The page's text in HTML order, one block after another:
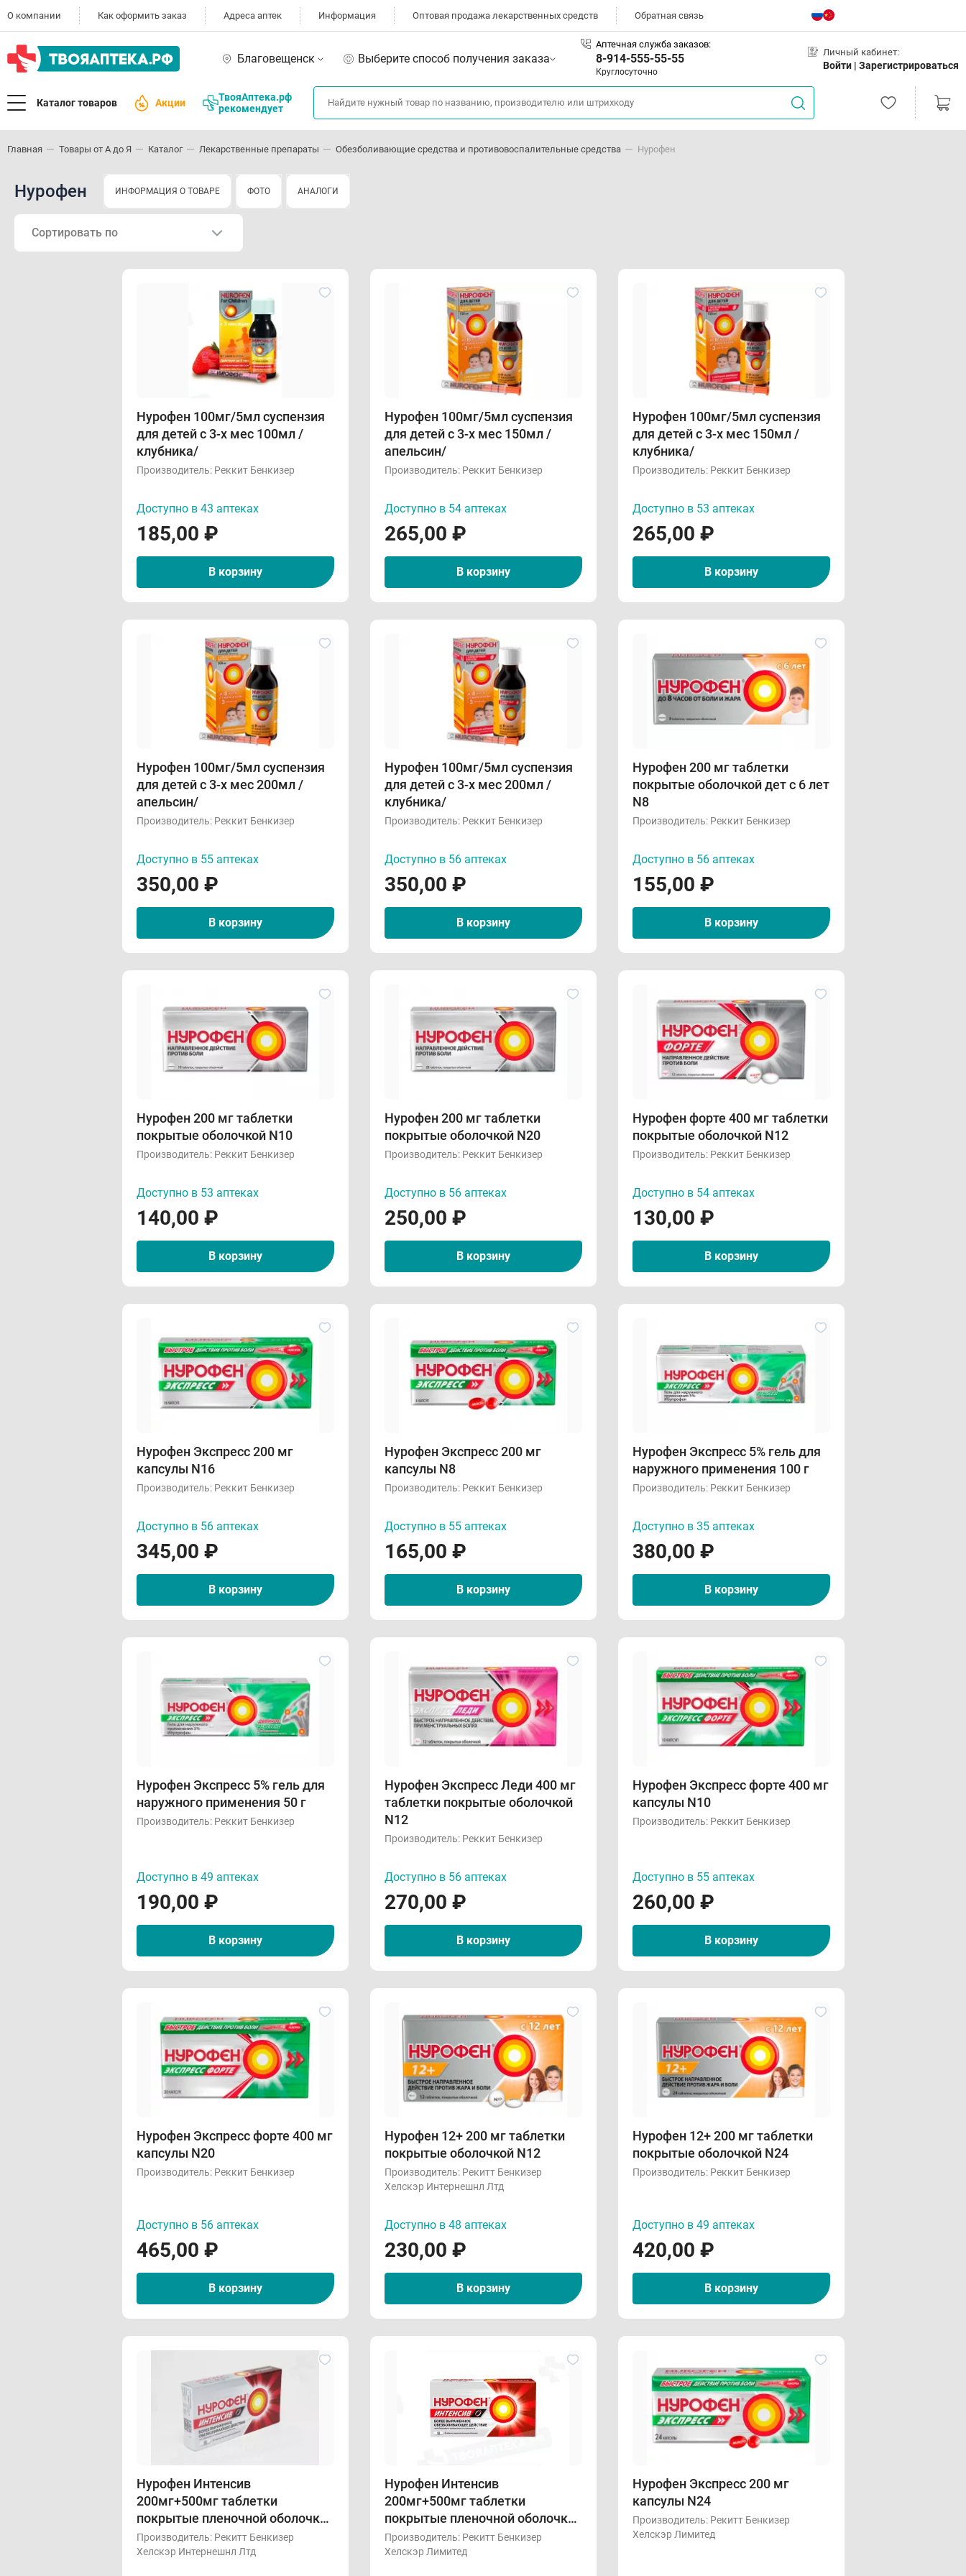
О компании Как оформить заказ Адреса аптек Информация Оптовая продажа лекарственных средств Обратная связь
Благовещенск Выберите способ получения заказа
Аптечная служба заказов:
8-914-555-55-55
Круглосуточно
Личный кабинет:
Войти | Зарегистрироваться
Каталог товаров Акции
ТвояАптека.рф
рекомендует
Главная Товары от А до Я Каталог Лекарственные препараты Обезболивающие средства и противовоспалительные средства Нурофен
Нурофен ИНФОРМАЦИЯ О ТОВАРЕ ФОТО АНАЛОГИ
Сортировать по
Нурофен 100мг/5мл суспензия
для детей с 3-х мес 100мл /
клубника/
Производитель: Реккит Бенкизер
Доступно в 43 аптеках
185,00 ₽
В корзину
Нурофен 100мг/5мл суспензия
для детей с 3-х мес 150мл /
апельсин/
Производитель: Реккит Бенкизер
Доступно в 54 аптеках
265,00 ₽
В корзину
Нурофен 100мг/5мл суспензия
для детей с 3-х мес 150мл /
клубника/
Производитель: Реккит Бенкизер
Доступно в 53 аптеках
265,00 ₽
В корзину
Нурофен 100мг/5мл суспензия
для детей с 3-х мес 200мл /
апельсин/
Производитель: Реккит Бенкизер
Доступно в 55 аптеках
350,00 ₽
В корзину
Нурофен 100мг/5мл суспензия
для детей с 3-х мес 200мл /
клубника/
Производитель: Реккит Бенкизер
Доступно в 56 аптеках
350,00 ₽
В корзину
Нурофен 200 мг таблетки
покрытые оболочкой дет с 6 лет
N8
Производитель: Реккит Бенкизер
Доступно в 56 аптеках
155,00 ₽
В корзину
Нурофен 200 мг таблетки
покрытые оболочкой N10
Производитель: Реккит Бенкизер
Доступно в 53 аптеках
140,00 ₽
В корзину
Нурофен 200 мг таблетки
покрытые оболочкой N20
Производитель: Реккит Бенкизер
Доступно в 56 аптеках
250,00 ₽
В корзину
Нурофен форте 400 мг таблетки
покрытые оболочкой N12
Производитель: Реккит Бенкизер
Доступно в 54 аптеках
130,00 ₽
В корзину
Нурофен Экспресс 200 мг
капсулы N16
Производитель: Реккит Бенкизер
Доступно в 56 аптеках
345,00 ₽
В корзину
Нурофен Экспресс 200 мг
капсулы N8
Производитель: Реккит Бенкизер
Доступно в 55 аптеках
165,00 ₽
В корзину
Нурофен Экспресс 5% гель для
наружного применения 100 г
Производитель: Реккит Бенкизер
Доступно в 35 аптеках
380,00 ₽
В корзину
Нурофен Экспресс 5% гель для
наружного применения 50 г
Производитель: Реккит Бенкизер
Доступно в 49 аптеках
190,00 ₽
В корзину
Нурофен Экспресс Леди 400 мг
таблетки покрытые оболочкой
N12
Производитель: Реккит Бенкизер
Доступно в 56 аптеках
270,00 ₽
В корзину
Нурофен Экспресс форте 400 мг
капсулы N10
Производитель: Реккит Бенкизер
Доступно в 55 аптеках
260,00 ₽
В корзину
Нурофен Экспресс форте 400 мг
капсулы N20
Производитель: Реккит Бенкизер
Доступно в 56 аптеках
465,00 ₽
В корзину
Нурофен 12+ 200 мг таблетки
покрытые оболочкой N12
Производитель: Рекитт Бенкизер
Хелскэр Интернешнл Лтд
Доступно в 48 аптеках
230,00 ₽
В корзину
Нурофен 12+ 200 мг таблетки
покрытые оболочкой N24
Производитель: Реккит Бенкизер
Доступно в 49 аптеках
420,00 ₽
В корзину
Нурофен Интенсив
200мг+500мг таблетки
покрытые пленочной оболочкой
N12
Производитель: Рекитт Бенкизер
Хелскэр Интернешнл Лтд
Нурофен Интенсив
200мг+500мг таблетки
покрытые пленочной оболочкой
N6
Производитель: Рекитт Бенкизер
Хелскэр Лимитед
Нурофен Экспресс 200 мг
капсулы N24
Производитель: Рекитт Бенкизер
Хелскэр Лимитед